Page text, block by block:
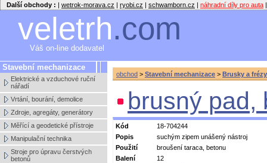
Další obchody : | wetrok-morava.cz | ryobi.cz | schwamborn.cz | náhradní díly pro auta |
veletrh.com
Váš on-line dodavatel
Stavební mechanizace
Elektrické a vzduchové ruční
nářadí
Vrtání, bourání, demolice
Zdroje, agregáty, generátory
Měřící a geodetické přístroje
Manipulační technika
Stroje pro úpravu čerstvých
betonů
obchod > Stavební mechanizace > Brusky a
brusný pad,
Kód
18-704244
Popis
suchým zipem unášený nástroj
Použití
broušení taraca, betonu
Balení
12